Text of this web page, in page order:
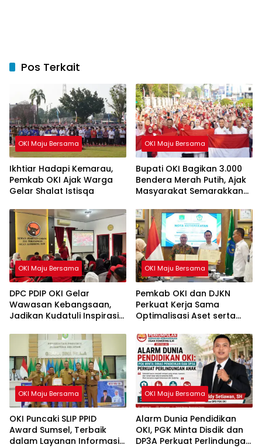
Pos Terkait
OKI Maju Bersama
Ikhtiar Hadapi Kemarau,
Pemkab OKI Ajak Warga
Gelar Shalat Istisqa
OKI Maju Bersama
Bupati OKI Bagikan 3.000
Bendera Merah Putih, Ajak
Masyarakat Semarakkan
OKI Maju Bersama
DPC PDIP OKI Gelar
Wawasan Kebangsaan,
Jadikan Kudatuli Inspirasi
OKI Maju Bersama
Pemkab OKI dan DJKN
Perkuat Kerja Sama
Optimalisasi Aset serta
OKI Maju Bersama
OKI Puncaki SLIP PPID
Award Sumsel, Terbaik
dalam Layanan Informasi
OKI Maju Bersama
Alarm Dunia Pendidikan
OKI, PGK Minta Disdik dan
DP3A Perkuat Perlindungan